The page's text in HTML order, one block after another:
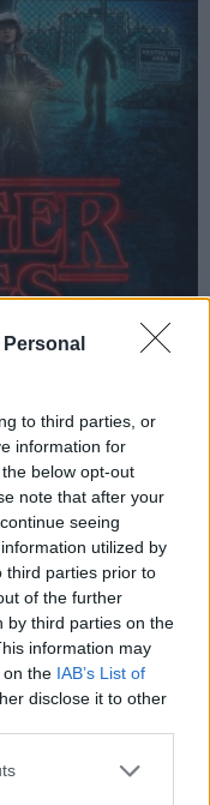
to third parties, or
information for
below opt-out
note that after your
seeing
utilized by
third parties prior to
of the further
by third parties on the
information may
on the IAB’s List of
disclose it to other
a tu ritmo, es tu
de masas:
una realidad ficticia y